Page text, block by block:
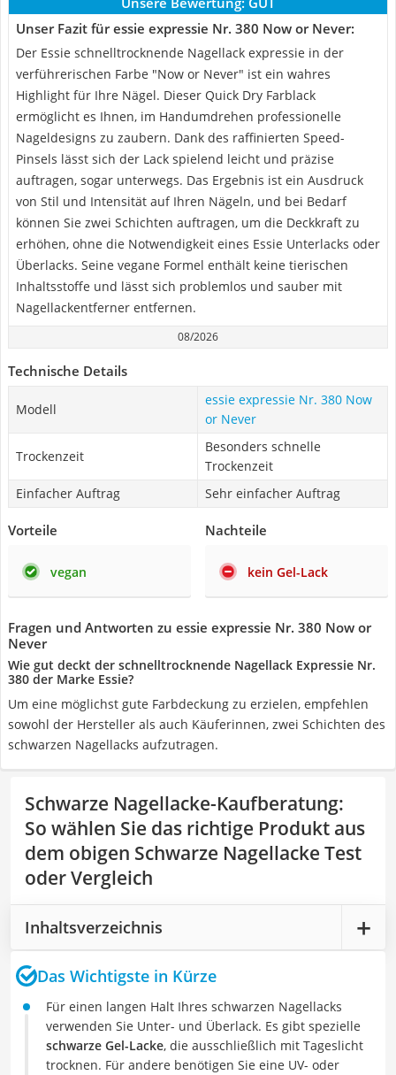
Unser Fazit für essie expressie Nr. 380 Now or Never:
Der Essie schnelltrocknende Nagellack expressie in der
verführerischen Farbe "Now or Never" ist ein wahres
Highlight für Ihre Nägel. Dieser Quick Dry Farblack
ermöglicht es Ihnen, im Handumdrehen professionelle
Nageldesigns zu zaubern. Dank des raffinierten Speed-
Pinsels lässt sich der Lack spielend leicht und präzise
auftragen, sogar unterwegs. Das Ergebnis ist ein Ausdruck
von Stil und Intensität auf Ihren Nägeln, und bei Bedarf
können Sie zwei Schichten auftragen, um die Deckkraft zu
erhöhen, ohne die Notwendigkeit eines Essie Unterlacks oder
Überlacks. Seine vegane Formel enthält keine tierischen
Inhaltsstoffe und lässt sich problemlos und sauber mit
Nagellackentferner entfernen.
08/2026
Technische Details
Modell
essie expressie Nr. 380 Now
or Never
Trockenzeit
Besonders schnelle
Trockenzeit
Einfacher Auftrag
Sehr einfacher Auftrag
Vorteile
vegan
Nachteile
kein Gel-Lack
Fragen und Antworten zu essie expressie Nr. 380 Now or
Never
Wie gut deckt der schnelltrocknende Nagellack Expressie Nr.
380 der Marke Essie?
Um eine möglichst gute Farbdeckung zu erzielen, empfehlen
sowohl der Hersteller als auch Käuferinnen, zwei Schichten des
schwarzen Nagellacks aufzutragen.
Schwarze Nagellacke-Kaufberatung:
So wählen Sie das richtige Produkt aus
dem obigen Schwarze Nagellacke Test
oder Vergleich
Inhaltsverzeichnis
Das Wichtigste in Kürze
Für einen langen Halt Ihres schwarzen Nagellacks
verwenden Sie Unter- und Überlack. Es gibt spezielle
schwarze Gel-Lacke, die ausschließlich mit Tageslicht
trocknen. Für andere benötigen Sie eine UV- oder